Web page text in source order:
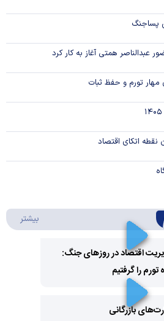
پساجنگ
عبدالناصر همتی آغاز به کار کرد
تورم و حفظ ثبات
اتکای اقتصاد
بیشتر
Play
Video
اقتصاد در روزهای جنگ:
را گرفتیم
بازرگانی